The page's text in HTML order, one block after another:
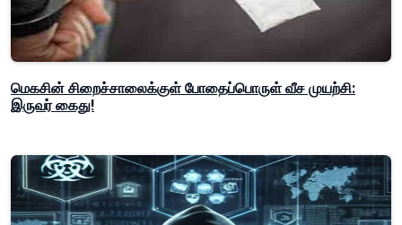
மெகசின் சிறைச்சாலைக்குள் போதைப்பொருள் வீச முயற்சி:
இருவர் கைது!